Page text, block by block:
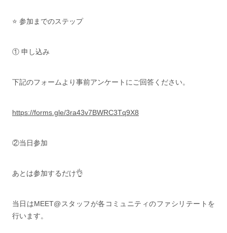
⭐ 参加までのステップ
① 申し込み
下記のフォームより事前アンケートにご回答ください。
https://forms.gle/3ra43v7BWRC3Tq9X8
②当日参加
あとは参加するだけ👌
当日はMEET@スタッフが各コミュニティのファシリテートを
行います。